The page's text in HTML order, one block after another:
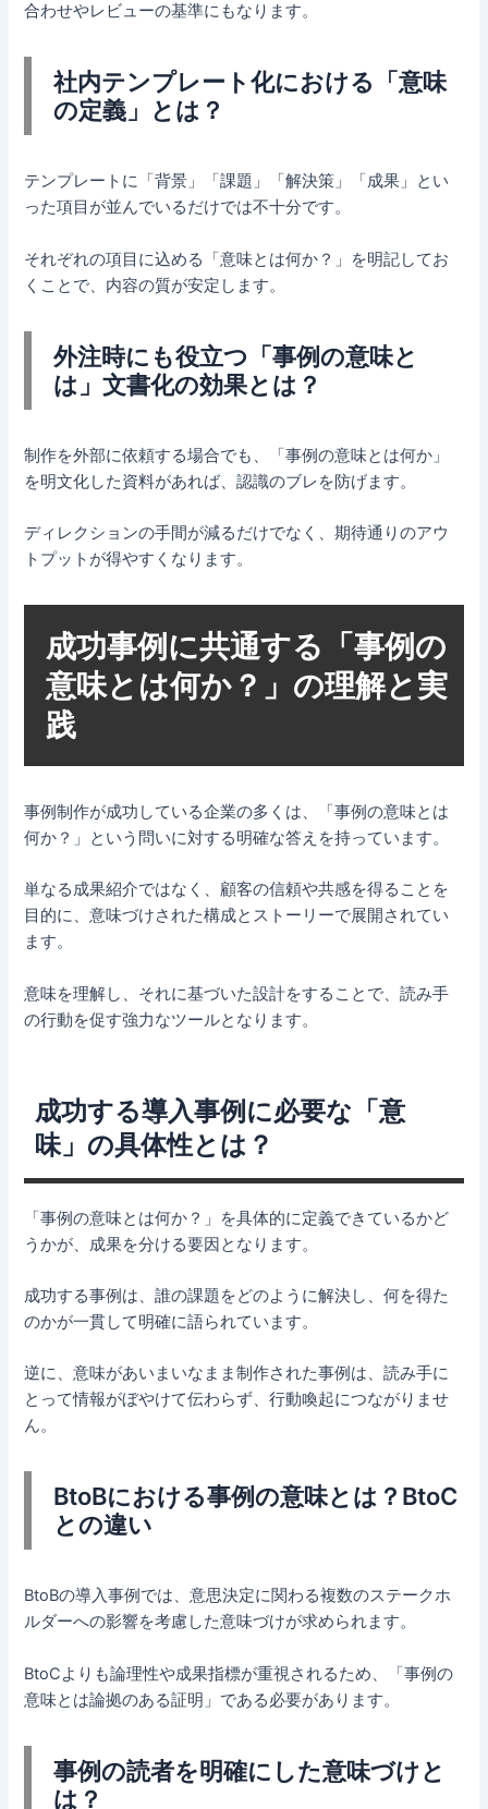
合わせやレビューの基準にもなります。
社内テンプレート化における「意味
の定義」とは？
テンプレートに「背景」「課題」「解決策」「成果」とい
った項目が並んでいるだけでは不十分です。
それぞれの項目に込める「意味とは何か？」を明記してお
くことで、内容の質が安定します。
外注時にも役立つ「事例の意味と
は」文書化の効果とは？
制作を外部に依頼する場合でも、「事例の意味とは何か」
を明文化した資料があれば、認識のブレを防げます。
ディレクションの手間が減るだけでなく、期待通りのアウ
トプットが得やすくなります。
成功事例に共通する「事例の
意味とは何か？」の理解と実
践
事例制作が成功している企業の多くは、「事例の意味とは
何か？」という問いに対する明確な答えを持っています。
単なる成果紹介ではなく、顧客の信頼や共感を得ることを
目的に、意味づけされた構成とストーリーで展開されてい
ます。
意味を理解し、それに基づいた設計をすることで、読み手
の行動を促す強力なツールとなります。
成功する導入事例に必要な「意
味」の具体性とは？
「事例の意味とは何か？」を具体的に定義できているかど
うかが、成果を分ける要因となります。
成功する事例は、誰の課題をどのように解決し、何を得た
のかが一貫して明確に語られています。
逆に、意味があいまいなまま制作された事例は、読み手に
とって情報がぼやけて伝わらず、行動喚起につながりませ
ん。
BtoBにおける事例の意味とは？BtoC
との違い
BtoBの導入事例では、意思決定に関わる複数のステークホ
ルダーへの影響を考慮した意味づけが求められます。
BtoCよりも論理性や成果指標が重視されるため、「事例の
意味とは論拠のある証明」である必要があります。
事例の読者を明確にした意味づけと
は？